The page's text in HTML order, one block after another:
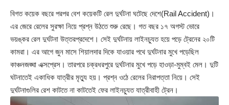
বিগত কয়েক বছরে পরপর বেশ কয়েকটি রেল দুর্ঘটনা ঘটেছে দেশে(Rail Accident)।
এর জেরে রেলের সুরক্ষা নিয়ে প্রশ্ন উঠতে শুরু রেছে। গত বছর ১৭ অগস্ট ভোরে
ভয়ঙ্কর রেল দুর্ঘটনা উত্তরপ্রদেশে। সেই দুর্ঘটনায় লাইনচ্যুত হয়ে পড়ে ট্রেনের ২০টি
কামরা। এর আগে জুন মাসে শিয়ালদার দিকে যাওয়ার পথে দুর্ঘটনার মুখে পড়েছিল
কাঞ্চনজঙ্ঘা এক্সপ্রেস। তারপরে চক্রধরপুরে দুর্ঘটনার মুখে পড়ে হাওড়া-মুম্বই মেল। দুটি
ঘটনাতেই একাধিক যাত্রীর মৃত্যু হয়। প্রশ্ন ওঠে রেলের নিরাপত্তা নিয়ে। সেই
দুর্ঘটনাগুলির রেশ কাটতে না কাটতেই ফের লাইনচ্যুত যাত্রীবাহী ট্রেন।